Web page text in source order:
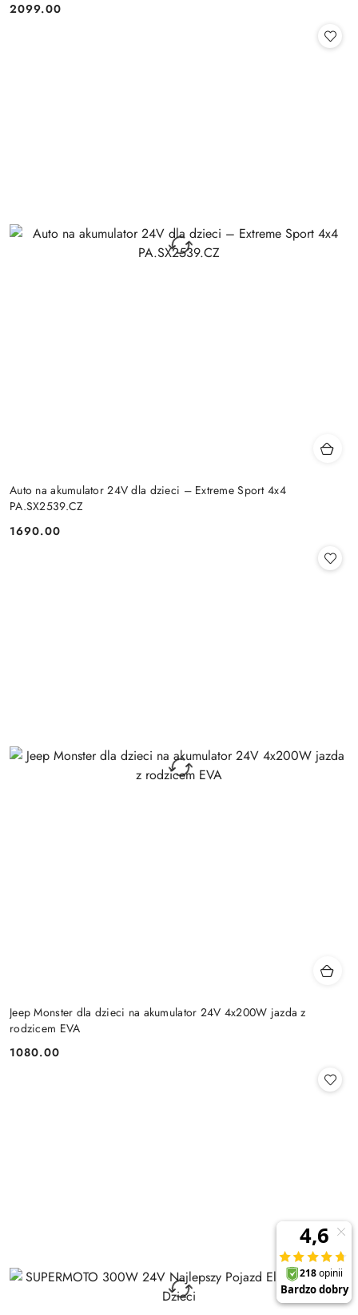
Cena:
2099.00
Auto na akumulator 24V dla dzieci – Extreme Sport 4x4
PA.SX2539.CZ
Cena:
1690.00
Jeep Monster dla dzieci na akumulator 24V 4x200W jazda z
rodzicem EVA
Cena:
1080.00